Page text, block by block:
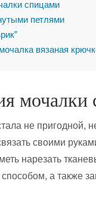
спицами
петлями
вязаная
мочалки
не пригодной,
своими
нарезать
а также